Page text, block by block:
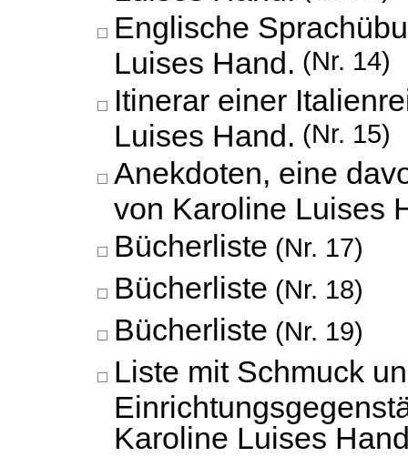
Englische
Luises Hand. (Nr. 14)
Itinerar einer
Luises Hand. (Nr. 15)
Anekdoten, eine
von Karoline Luises
Bücherliste (Nr. 17)
Bücherliste (Nr. 18)
Bücherliste (Nr. 19)
Liste mit Schmuck
Karoline Luises